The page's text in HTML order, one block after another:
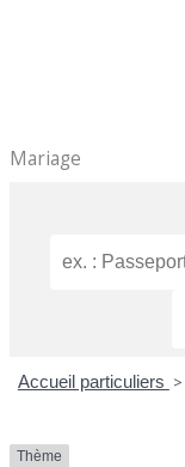
Mariage
Accueil particuliers >
Thème